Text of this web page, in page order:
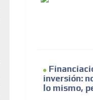
inversión:
lo mismo,